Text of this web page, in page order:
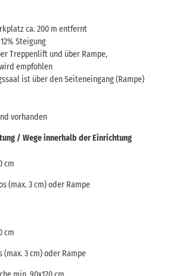
ca. 200 m entfernt
Steigung
Treppenlift und über Rampe,
empfohlen
ist über den Seiteneingang (Rampe)
vorhanden
/ Wege innerhalb der Einrichtung
cm
(max. 3 cm) oder Rampe
cm
(max. 3 cm) oder Rampe